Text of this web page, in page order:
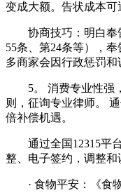
变成大额。告状成本可
协商技巧：明白奉
55条、第24条等），
多商家会因行政惩罚和
5。 消费专业性强，
则，征询专业律师。
倍补偿机遇。
通过全国12315平台
整、电子签约，调整和
· 食物平安：《食物